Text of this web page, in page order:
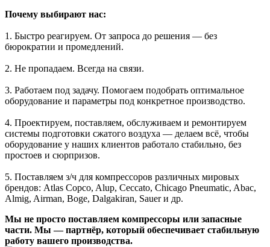
Почему выбирают нас:
1. Быстро реагируем. От запроса до решения — без
бюрократии и промедлений.
2. Не пропадаем. Всегда на связи.
3. Работаем под задачу. Помогаем подобрать оптимальное
оборудование и параметры под конкретное производство.
4. Проектируем, поставляем, обслуживаем и ремонтируем
системы подготовки сжатого воздуха — делаем всё, чтобы
оборудование у наших клиентов работало стабильно, без
простоев и сюрпризов.
5. Поставляем з/ч для компрессоров различных мировых
брендов: Atlas Copco, Alup, Ceccato, Chicago Pneumatic, Abac,
Almig, Airman, Boge, Dalgakiran, Sauer и др.
Мы не просто поставляем компрессоры или запасные
части. Мы — партнёр, который обеспечивает стабильную
работу вашего производства.